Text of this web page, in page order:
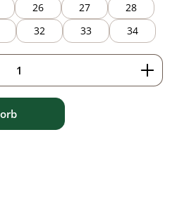
26 27
28
32 33 34
gewünschten Wert ein